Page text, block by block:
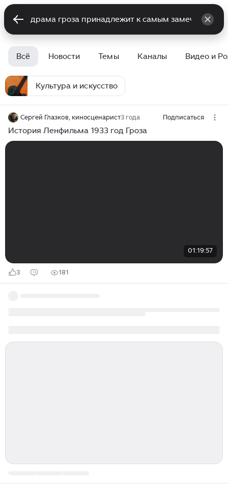
Всё Новости Темы Каналы Видео и
Культура и искусство
Сергей Глазков, киносценарист3 года Подписаться
История Ленфильма 1933 год Гроза
01:19:57
3 181